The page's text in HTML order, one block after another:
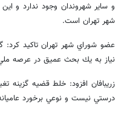
و ساير شهروندان وجود ندارد و
شهر تهران است.
عضو شوراي شهر تهران تاكيد كرد:
نياز به يك بحث عميق در عرصه
زريبافان افزود: خلط قضيه گزينه
درستي نيست و نوعي برخورد